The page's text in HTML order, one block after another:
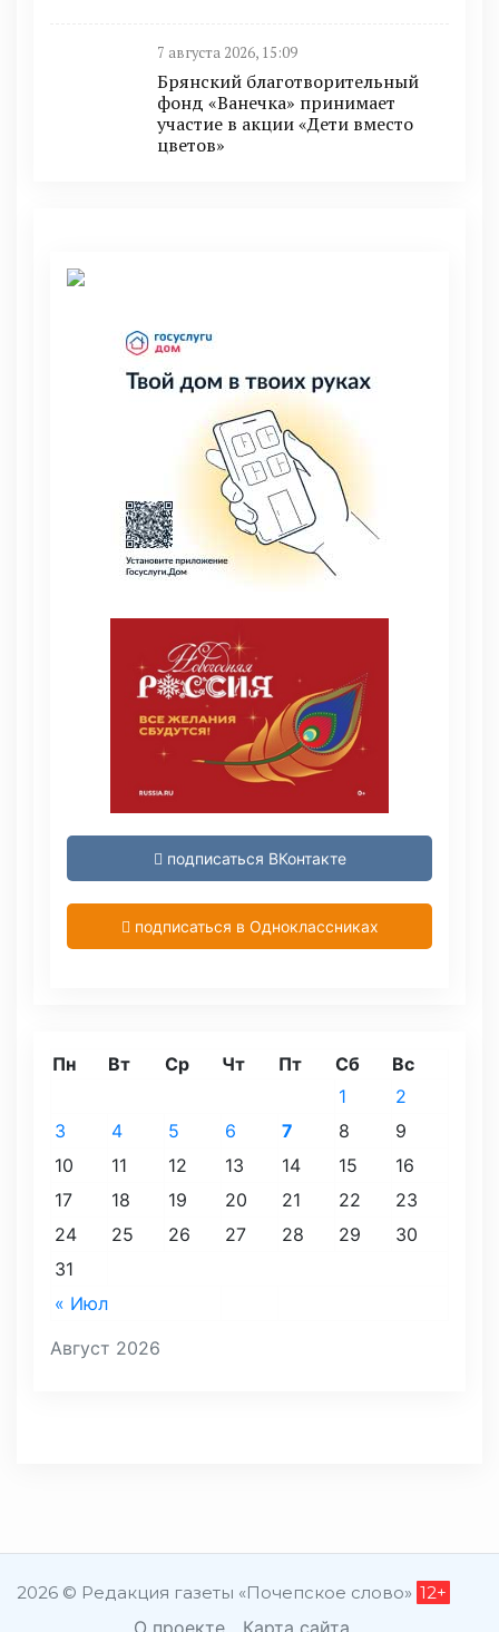
7 августа 2026, 15:09
Брянский благотворительный
фонд «Ванечка» принимает
участие в акции «Дети вместо
цветов»
подписаться ВКонтакте
подписаться в Одноклассниках
Август 2026
Пн Вт Ср Чт Пт Сб Вс
« Июл
1
2
3
4 5 6 7 8
9
10
11 12 13 14 15
16
17
18 19 20 21 22
23
24
25 26 27 28 29
30
31
2026 © Редакция газеты «Почепское слово» 12+